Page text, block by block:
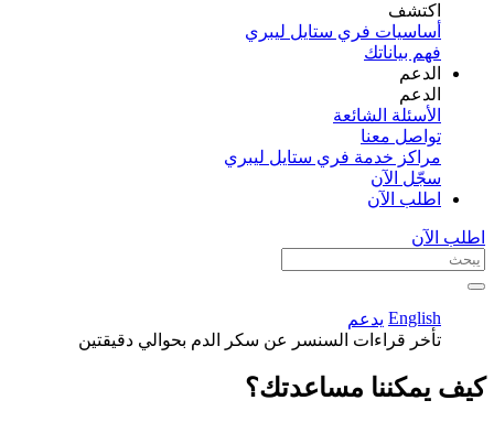
اكتشف​
أساسيات فري ستايل ليبري
فهم بياناتك
الدعم
الدعم
الأسئلة الشائعة
تواصل معنا
مراكز خدمة فري ستايل ليبري
سجّل الآن​
اطلب الآن
اطلب الآن
English يدعم
تأخر قراءات السنسر عن سكر الدم بحوالي دقيقتين
كيف يمكننا مساعدتك؟